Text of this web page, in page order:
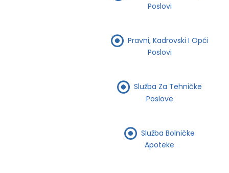
Poslovi
Pravni, Kadrovski I Opći
Poslovi
Služba Za Tehničke
Poslove
Služba Bolničke
Apoteke